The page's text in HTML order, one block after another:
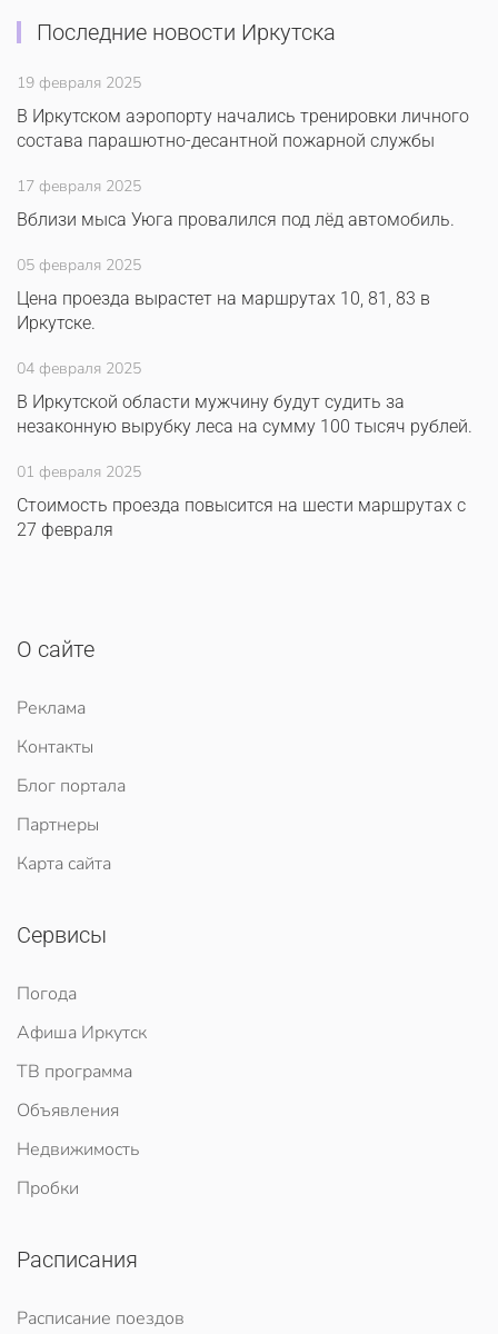
Последние новости Иркутска
19 февраля 2025
В Иркутском аэропорту начались тренировки личного
состава парашютно-десантной пожарной службы
17 февраля 2025
Вблизи мыса Уюга провалился под лёд автомобиль.
05 февраля 2025
Цена проезда вырастет на маршрутах 10, 81, 83 в
Иркутске.
04 февраля 2025
В Иркутской области мужчину будут судить за
незаконную вырубку леса на сумму 100 тысяч рублей.
01 февраля 2025
Стоимость проезда повысится на шести маршрутах с
27 февраля
О сайте
Реклама
Контакты
Блог портала
Партнеры
Карта сайта
Сервисы
Погода
Афиша Иркутск
ТВ программа
Объявления
Недвижимость
Пробки
Расписания
Расписание поездов